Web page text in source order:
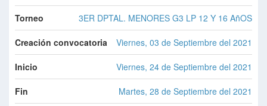
Torneo 3ER DPTAL. MENORES G3 LP 12 Y 16 AñOS
Creación convocatoria Viernes, 03 de Septiembre del 2021
Inicio Viernes, 24 de Septiembre del 2021
Fin Martes, 28 de Septiembre del 2021